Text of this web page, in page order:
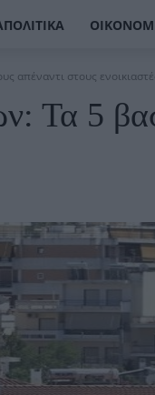
απέναντι στους
Τα 5